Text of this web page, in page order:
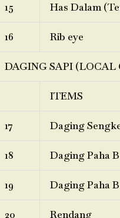
15 Has Dalam
16 Rib eye
DAGING SAPI (LOCAL
ITEMS
17 Daging
18 Daging Paha
19 Daging Paha
20 Rendang